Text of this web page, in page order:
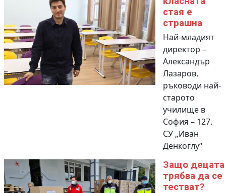
стая е
страшна
Най-младият
директор –
Александър
Лазаров,
ръководи най-
старото
училище в
София – 127.
СУ „Иван
Денкоглу“
Защо децата
трябва да се
тестват?